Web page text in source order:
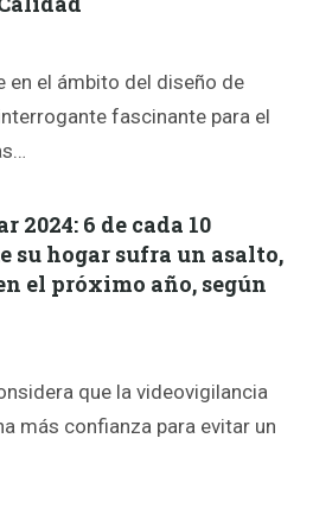
en el ámbito del diseño de
fascinante para el
2024: 6 de cada 10
su hogar sufra un asalto,
el próximo año, según
que la videovigilancia
más confianza para evitar un